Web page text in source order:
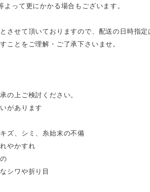
って更にかかる場合もございます。
させて頂いておりますので、配送の日時指
ことをご理解・ご了承下さいませ。
の上ご検討ください。
があります
ズ、シミ、糸始末の不備
やかすれ
シワや折り目